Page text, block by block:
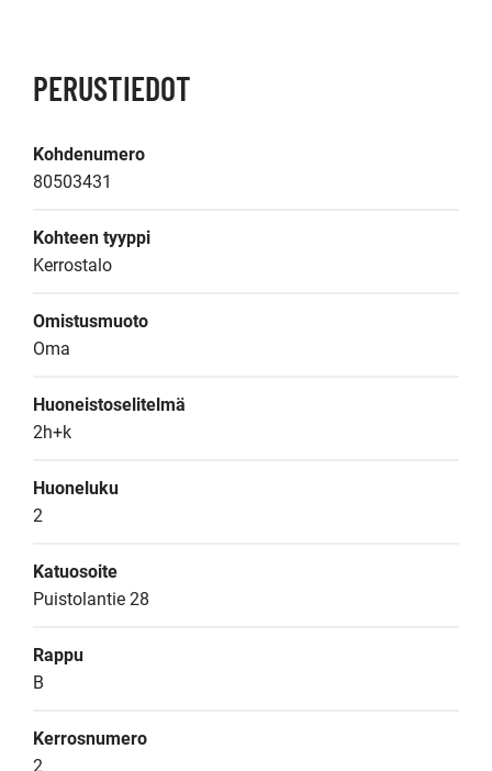
PERUSTIEDOT
Kohdenumero
80503431
Kohteen tyyppi
Kerrostalo
Omistusmuoto
Oma
Huoneistoselitelmä
2h+k
Huoneluku
2
Katuosoite
Puistolantie 28
Rappu
B
Kerrosnumero
2